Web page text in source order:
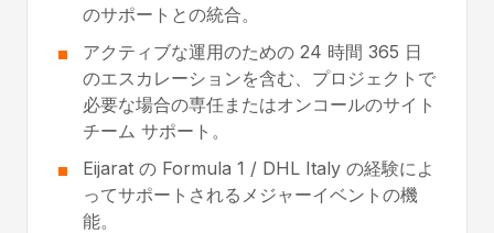
のサポートとの統合。
アクティブな運用のための 24 時間 365 日
のエスカレーションを含む、プロジェクトで
必要な場合の専任またはオンコールのサイト
チーム サポート。
Eijarat の Formula 1 / DHL Italy の経験によ
ってサポートされるメジャーイベントの機
能。